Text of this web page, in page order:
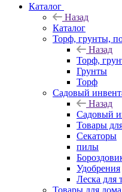
Каталог
Назад
Каталог
Торф, грунты,
Назад
Торф,
Грунты
Торф
Садовый
Назад
Садовый
Товары
Секаторы
пилы
Удобрения
Леска для
Товары для